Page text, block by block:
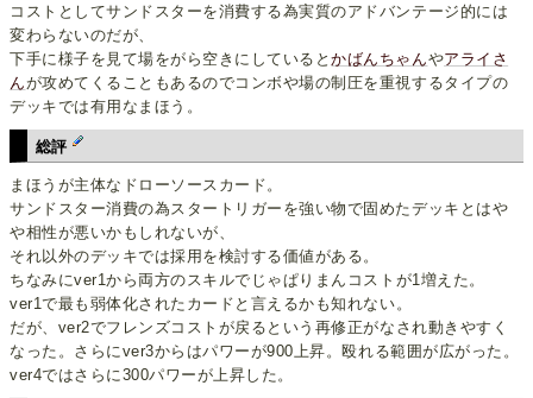
コストとしてサンドスターを消費する為実質のアドバンテージ的には
変わらないのだが、
下手に様子を見て場をがら空きにしているとかばんちゃんやアライさ
んが攻めてくることもあるのでコンボや場の制圧を重視するタイプの
デッキでは有用なまほう。
総評
まほうが主体なドローソースカード。
サンドスター消費の為スタートリガーを強い物で固めたデッキとはや
や相性が悪いかもしれないが、
それ以外のデッキでは採用を検討する価値がある。
ちなみにver1から両方のスキルでじゃぱりまんコストが1増えた。
ver1で最も弱体化されたカードと言えるかも知れない。
だが、ver2でフレンズコストが戻るという再修正がなされ動きやすく
なった。さらにver3からはパワーが900上昇。殴れる範囲が広がった。
ver4ではさらに300パワーが上昇した。